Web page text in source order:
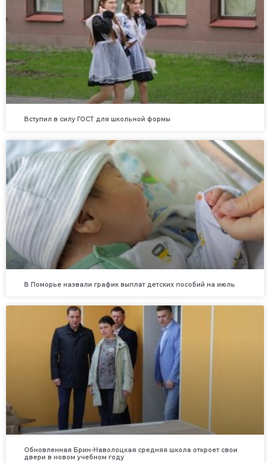
Вступил в силу ГОСТ для школьной формы
В Поморье назвали график выплат детских пособий на июль
Обновленная Брин-Наволоцкая средняя школа откроет свои
двери в новом учебном году